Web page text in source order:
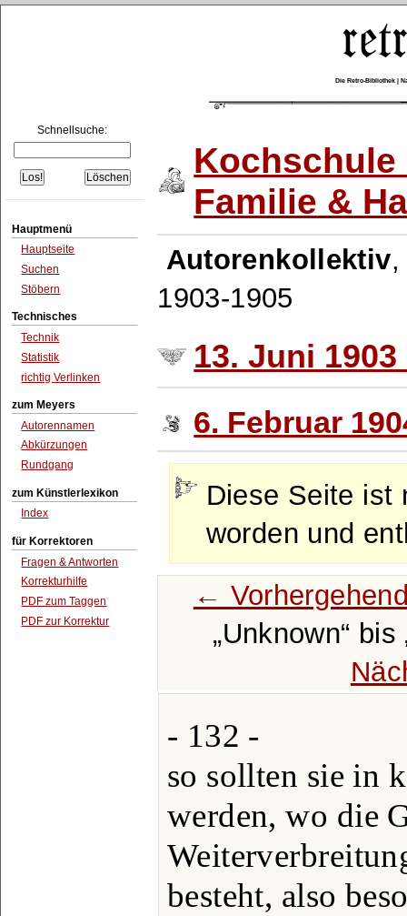
Die Retro-Bibliothek |
Schnellsuche:
Hauptmenü
Hauptseite
Suchen
Stöbern
Technisches
Technik
Statistik
richtig Verlinken
zum Meyers
Autorennamen
Abkürzungen
Rundgang
zum Künstlerlexikon
Index
für Korrektoren
Fragen & Antworten
Korrekturhilfe
PDF zum Taggen
PDF zur Korrektur
Kochschule
Familie &
Autorenkollektiv
1903-1905
13. Juni
6. Februar
Diese Seite ist
worden und
←
Unknown
bis
- 132 -
so sollten sie in
werden, wo die
besteht, also